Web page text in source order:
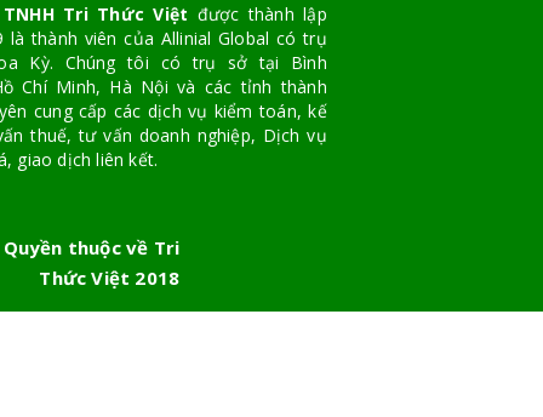
Tri Thức Việt được thành lập
là thành viên của Allinial Global có trụ
Kỳ. Chúng tôi có trụ sở tại Bình
Chí Minh, Hà Nội và các tỉnh thành
cung cấp các dịch vụ kiểm toán, kế
thuế, tư vấn doanh nghiệp, Dịch vụ
giao dịch liên kết.
Quyền thuộc về Tri
Thức Việt 2018